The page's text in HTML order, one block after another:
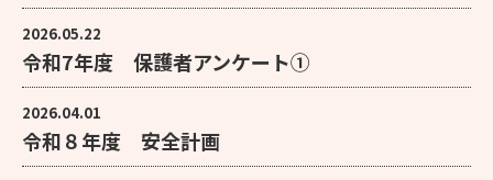
2026.05.22
令和7年度 保護者アンケート①
2026.04.01
令和８年度 安全計画